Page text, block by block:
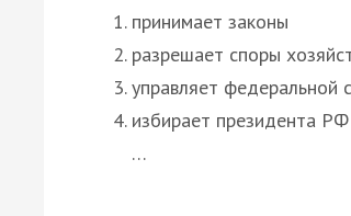
принимает законы
разрешает споры
управляет федеральной
избирает президента РФ
…